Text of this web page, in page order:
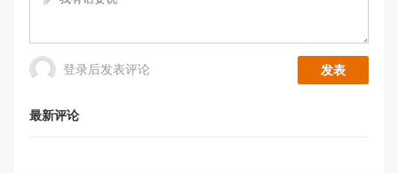
登录后发表评论
最新评论